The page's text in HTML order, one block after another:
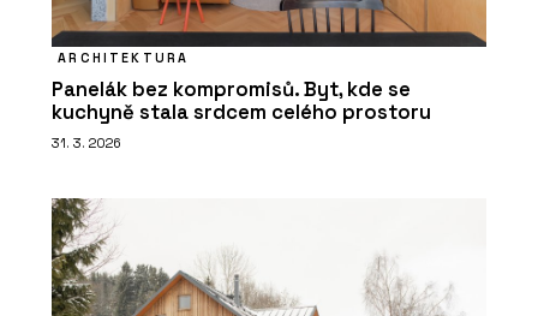
ARCHITEKTURA
Panelák bez kompromisů. Byt, kde se
kuchyně stala srdcem celého prostoru
31. 3. 2026